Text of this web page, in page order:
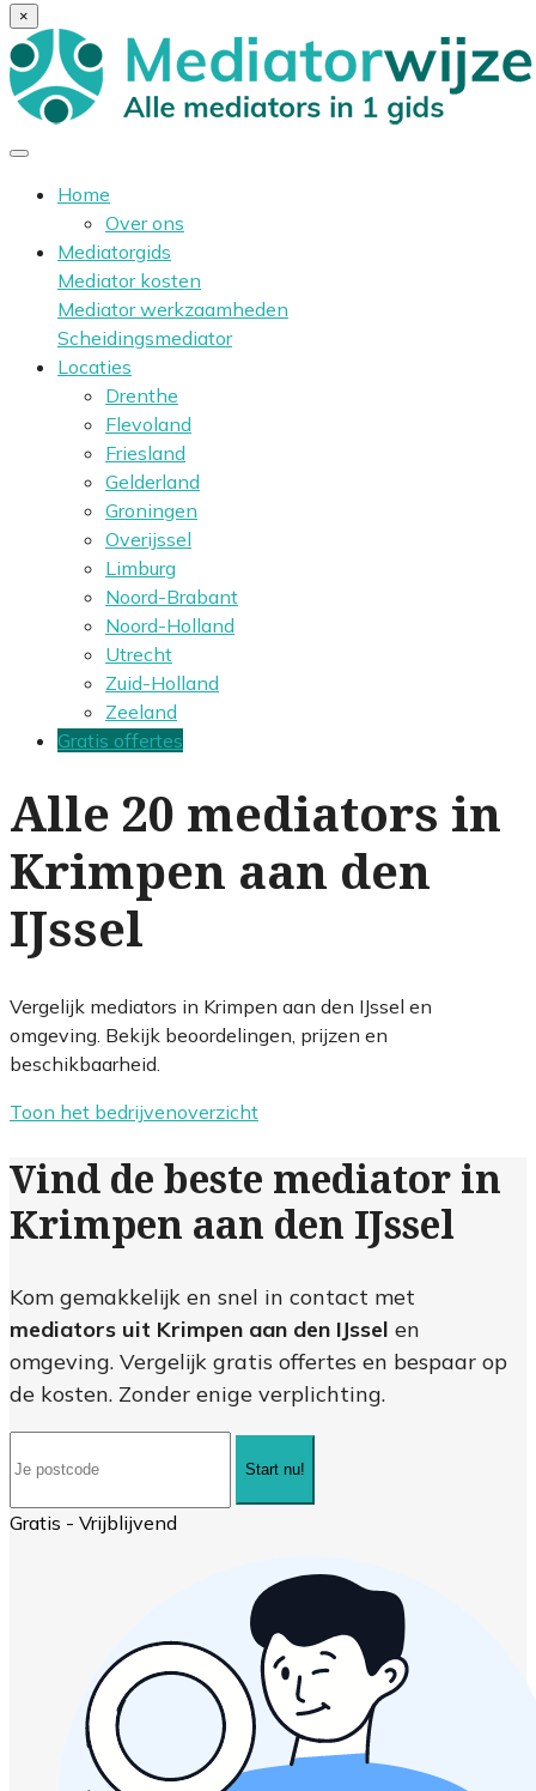
×
Home
Over ons
Mediatorgids
Mediator kosten
Mediator werkzaamheden
Scheidingsmediator
Locaties
Drenthe
Flevoland
Friesland
Gelderland
Groningen
Overijssel
Limburg
Noord-Brabant
Noord-Holland
Utrecht
Zuid-Holland
Zeeland
Gratis offertes
Alle 20 mediators in
Krimpen aan den
IJssel
Vergelijk mediators in Krimpen aan den IJssel en
omgeving. Bekijk beoordelingen, prijzen en
beschikbaarheid.
Toon het bedrijvenoverzicht
Vind de beste mediator in
Krimpen aan den IJssel
Kom gemakkelijk en snel in contact met
mediators uit Krimpen aan den IJssel en
omgeving. Vergelijk gratis offertes en bespaar op
de kosten. Zonder enige verplichting.
Start nu!
Gratis - Vrijblijvend